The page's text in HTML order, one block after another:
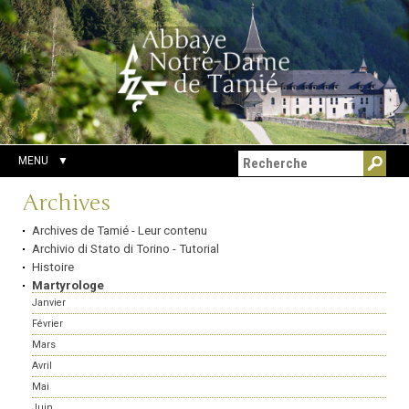
Aller
au
contenu.
|
Aller
à
la
navigation
Outils
personnels
Chercher par
Recherche
avancée…
MENU
Navigation
Archives
Archives de Tamié - Leur contenu
Archivio di Stato di Torino - Tutorial
Histoire
Martyrologe
Janvier
Février
Mars
Avril
Mai